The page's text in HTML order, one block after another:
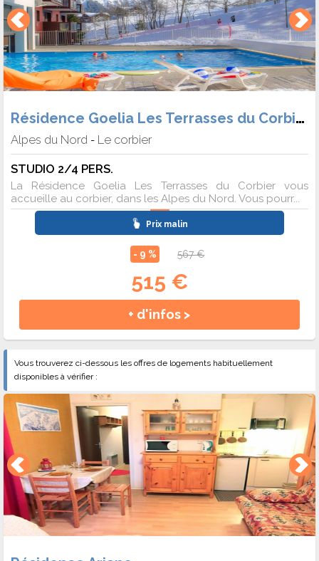
Résidence Goelia Les Terrasses du Corbier
Alpes du Nord - Le corbier
STUDIO 2/4 PERS.
La Résidence Goelia Les Terrasses du Corbier vous
accueille au corbier, dans les Alpes du Nord. Vous pourr...
Prix malin
- 9 % 567 €
515 €
+ d'infos >
Vous trouverez ci-dessous les offres de logements habituellement
disponibles à vérifier :